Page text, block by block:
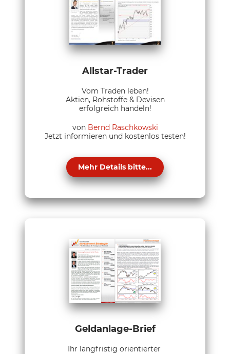
Allstar-Trader
Vom Traden leben!
Aktien, Rohstoffe & Devisen
erfolgreich handeln!
von Bernd Raschkowski
Jetzt informieren und kostenlos testen!
Mehr Details bitte...
Geldanlage-Brief
Ihr langfristig orientierter